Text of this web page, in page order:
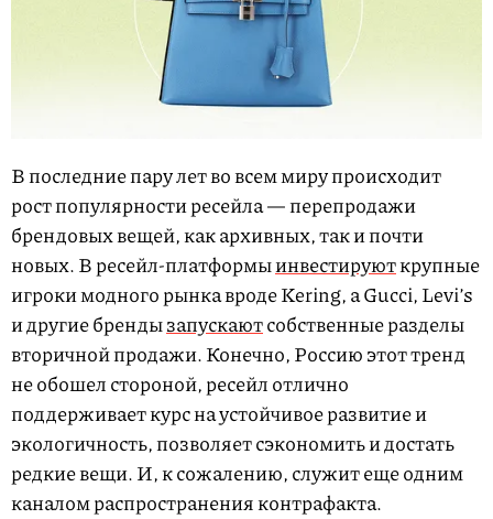
В последние пару лет во всем миру происходит
рост популярности ресейла — перепродажи
брендовых вещей, как архивных, так и почти
новых. В ресейл-платформыинвестируюткрупные
игроки модного рынка вроде Kering, а Gucci, Levi’s
и другие брендызапускаютсобственные разделы
вторичной продажи. Конечно, Россию этот тренд
не обошел стороной, ресейл отлично
поддерживает курс на устойчивое развитие и
экологичность, позволяет сэкономить и достать
редкие вещи. И, к сожалению, служит еще одним
каналом распространения контрафакта.